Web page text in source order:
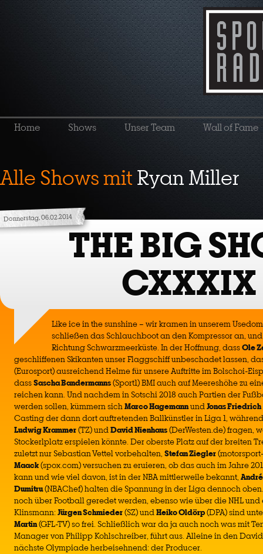
Home Shows Unser Team Wall of Fame
Alle Shows mitRyan Miller
Donnerstag, 06.02.2014
THE BIG
CXXXIX
Like ice in the sunshine – wir kramen in unserem
schließen das Schlauchboot an den Kompressor an,
Richtung Schwarzmeerküste. In der Hoffnung, dassOle
geschliffenen Skikanten unser Flaggschiff unbeschadet lassen,
(Eurosport) ausreichend Helme für unsere Auftritte im Bolschoi-
dassSascha Bandermanns(Sport1) BMI auch auf Meereshöhe zu
reichen kann. Und nachdem in Sotschi 2018 auch Partien der
werden sollen, kümmern sichMarco HagemannundJonas Friedrich
Casting der dann dort auftretenden Ballkünstler in Liga 1,
Ludwig Krammer(TZ) undDavid Nienhaus(DerWesten.de) fragen,
Stockerlplatz erspielen könnte. Der oberste Platz auf der breiten
zuletzt nur Sebastian Vettel vorbehalten, Stefan Ziegler
Maack(spox.com) versuchen zu eruieren, ob das auch im Jahre
kann und wie viel davon, ist in der NBA mittlerweile bekannt,
Dumitru(NBAChef) halten die Spannung in der Liga dennoch
noch über Football geredet werden, ebenso wie über die NHL und
Klinsmann:Jürgen Schmieder(SZ) undHeiko Oldörp(DPA) sind
Martin(GFL-TV) so frei. Schließlich war da ja auch noch was mit
Manager von Philipp Kohlschreiber, führt aus. Alleine in den
nächste Olympiade herbeisehnend: der Producer.